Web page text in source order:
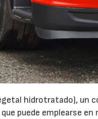
hidrotratado), un
puede emplearse en